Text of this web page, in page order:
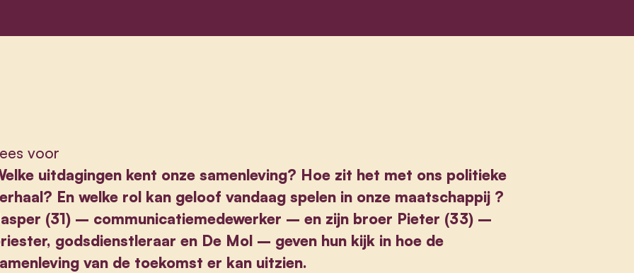
voor
uitdagingen kent onze samenleving? Hoe zit het met ons politieke
En welke rol kan geloof vandaag spelen in onze maatschappij ?
(31) – communicatiemedewerker – en zijn broer Pieter (33) –
godsdienstleraar en De Mol – geven hun kijk in hoe de
van de toekomst er kan uitzien.